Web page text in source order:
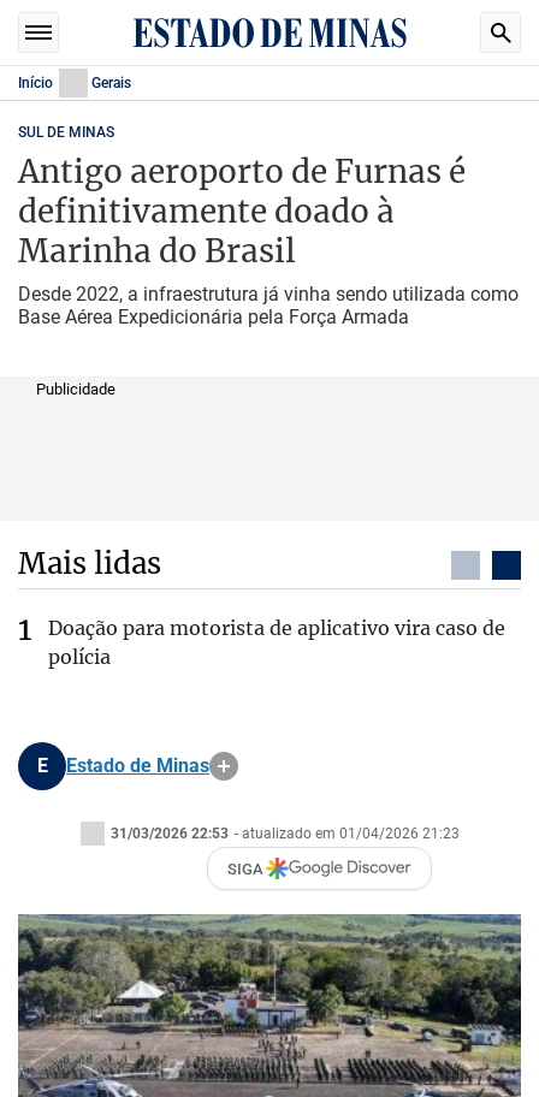
Início Gerais
SUL DE MINAS
Antigo aeroporto de Furnas é
definitivamente doado à
Marinha do Brasil
Desde 2022, a infraestrutura já vinha sendo utilizada como
Base Aérea Expedicionária pela Força Armada
Publicidade
Mais lidas
Doação para motorista de aplicativo vira caso de
polícia
E Estado de Minas
31/03/2026 22:53 - atualizado em 01/04/2026 21:23
SIGA